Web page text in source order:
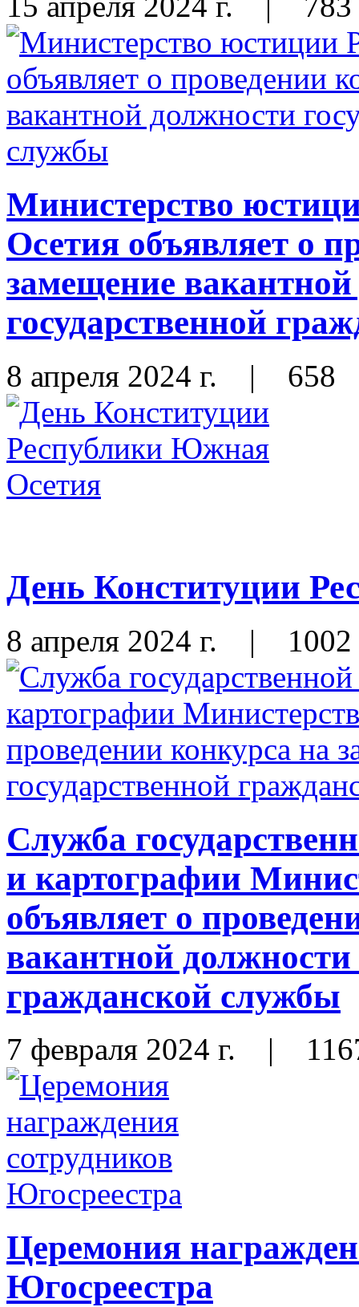
Министерство
Осетия объявляет о
замещение
государственной
8 апреля 2024 г. | 658
День Конституции
8 апреля 2024 г. | 1002
Служба
и картографии
объявляет о
вакантной должности
гражданской службы
7 февраля 2024 г. |
Церемония
Югосреестра